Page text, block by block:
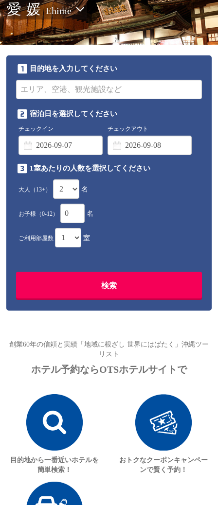
愛媛Ehime
目的地を入力してください
宿泊日を選択してください
チェックイン チェックアウト
1室あたりの人数を選択してください
大人（13+） 名
お子様（0-12） 名
ご利用部屋数 室
創業60年の信頼と実績「地域に根ざし 世界にはばたく」沖縄ツー
リスト
ホテル予約ならOTSホテルサイトで
目的地から一番近いホテルを
簡単検索！
おトクなクーポンキャンペー
ンで賢く予約！